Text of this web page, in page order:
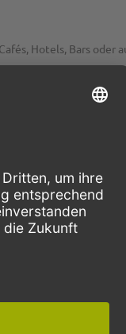
Hotels, Bars oder